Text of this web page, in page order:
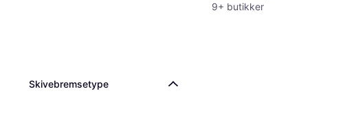
Skivebremsetype
9+ butikker